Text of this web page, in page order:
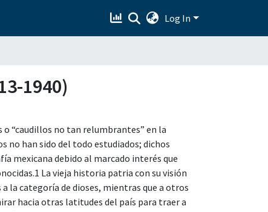
Log In
1940)
o “caudillos no tan relumbrantes” en la
no han sido del todo estudiados; dichos
mexicana debido al marcado interés que
La vieja historia patria con su visión
la categoría de dioses, mientras que a otros
hacia otras latitudes del país para traer a